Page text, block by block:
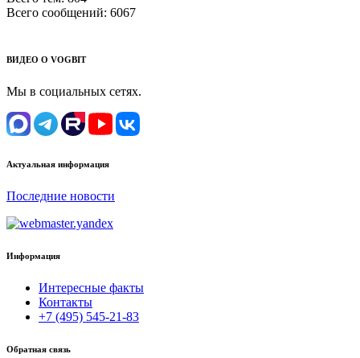
Всего сообщений: 6067
ВИДЕО О VOGBIT
Мы в социальных сетях.
Актуальная информация
Последние новости
Информация
Интересные факты
Контакты
+7 (495) 545-21-83
Обратная связь